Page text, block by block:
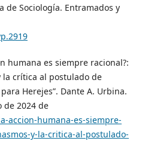
de Sociología. Entramados y
humana es siempre racional?:
la crítica al postulado de
Herejes”. Dante A. Urbina.
de 2024 de
accion-humana-es-siempre-
y-la-critica-al-postulado-